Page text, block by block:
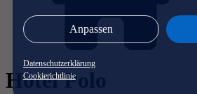
Anpassen
Datenschutzerklärung
Cookierichtlinie
Hotel Polo